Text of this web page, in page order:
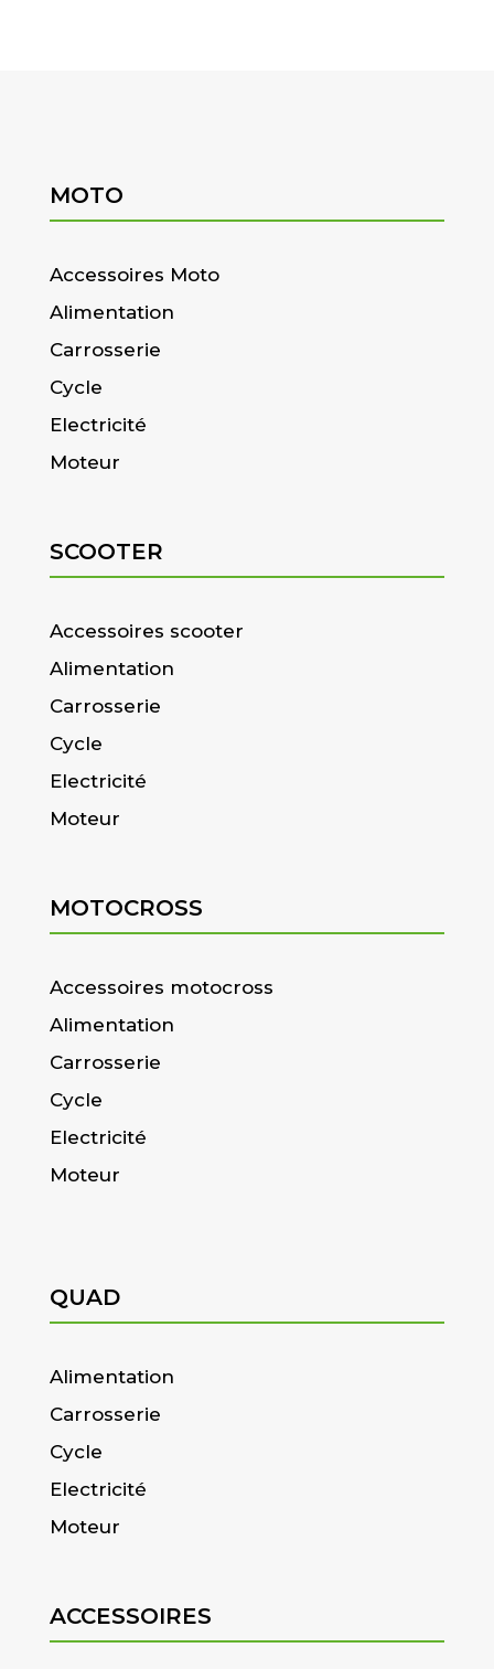
MOTO
Accessoires Moto
Alimentation
Carrosserie
Cycle
Electricité
Moteur
SCOOTER
Accessoires scooter
Alimentation
Carrosserie
Cycle
Electricité
Moteur
MOTOCROSS
Accessoires motocross
Alimentation
Carrosserie
Cycle
Electricité
Moteur
QUAD
Alimentation
Carrosserie
Cycle
Electricité
Moteur
ACCESSOIRES